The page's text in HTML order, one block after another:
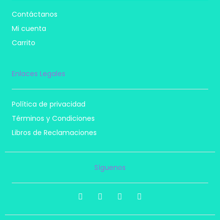
Contáctanos
Mi cuenta
Carrito
Enlaces Legales
Política de privacidad
Términos y Condiciones
Libros de Reclamaciones
Síguenos
I
s
F
c
T
k
P
n